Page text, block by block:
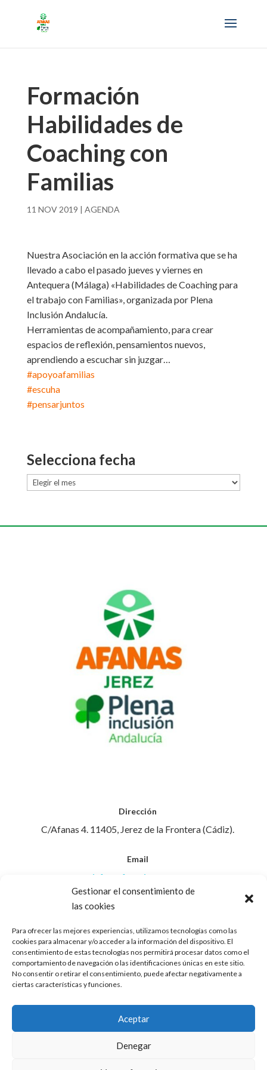
Gestionar el consentimiento de
las cookies
Para ofrecer las mejores experiencias, utilizamos tecnologías como las
cookies para almacenar y/o acceder a la información del dispositivo. El
consentimiento de estas tecnologías nos permitirá procesar datos como el
comportamiento de navegación o las identificaciones únicas en este sitio.
No consentir o retirar el consentimiento, puede afectar negativamente a
ciertas características y funciones.
Aceptar
Denegar
Formación
Habilidades de
Coaching con
Familias
11 NOV 2019 | AGENDA
Nuestra Asociación en la acción formativa que se ha
llevado a cabo el pasado jueves y viernes en
Antequera (Málaga) «Habilidades de Coaching para
el trabajo con Familias», organizada por Plena
Inclusión Andalucía.
Herramientas de acompañamiento, para crear
espacios de reflexión, pensamientos nuevos,
aprendiendo a escuchar sin juzgar…
#apoyoafamilias
#escuha
#pensarjuntos
Selecciona fecha
Selecciona
Dirección
C/Afanas 4. 11405, Jerez de la Frontera (Cádiz).
Email
info@afanasjerez.com
Aviso Legal
Política de Cookies